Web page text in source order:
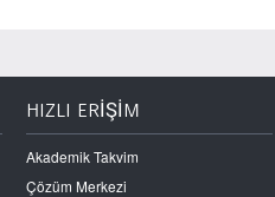
HIZLI ERİŞİM
Akademik Takvim
Çözüm Merkezi